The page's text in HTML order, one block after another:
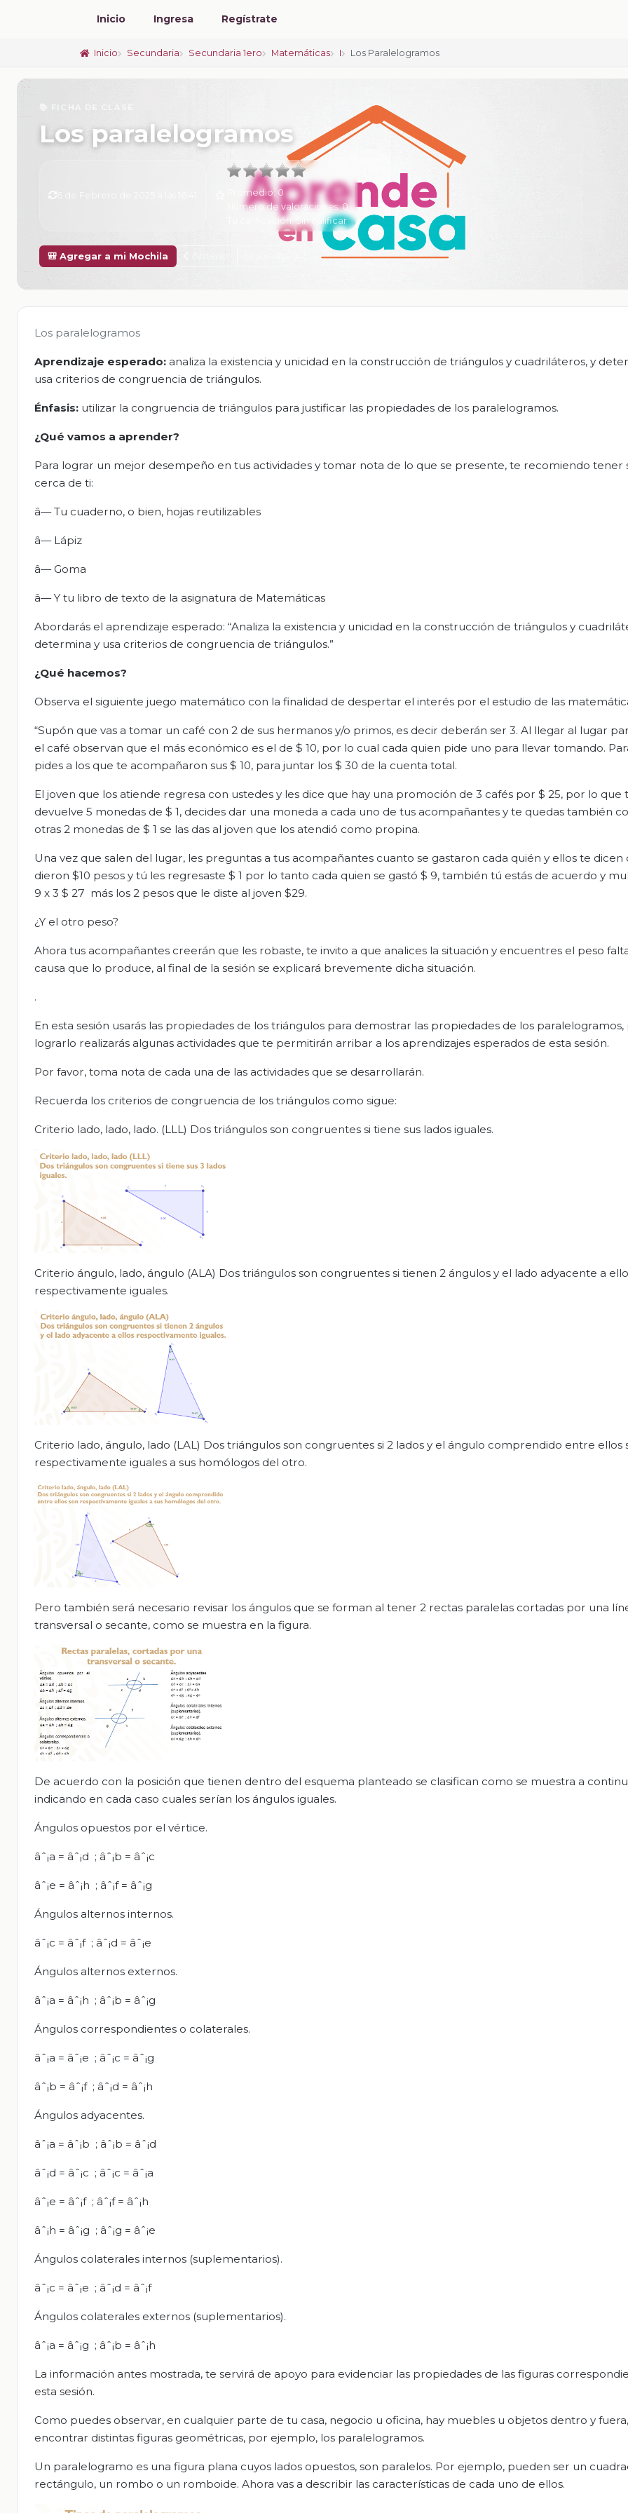
Inicio Ingresa Regístrate
Inicio Secundaria Secundaria 1ero Matemáticas I Los Paralelogramos
📚 FICHA DE CLASE
Los paralelogramos
Promedio: 0
Número de valoraciones:0
Tu calificación:Sin calificar
🎒 Agregar a mi Mochila
Los paralelogramos
Aprendizaje esperado: analiza la existencia y unicidad en la construcción de triángulos y cuadriláteros, y
usa criterios de congruencia de triángulos.
Énfasis: utilizar la congruencia de triángulos para justificar las propiedades de los paralelogramos.
¿Qué vamos a aprender?
Para lograr un mejor desempeño en tus actividades y tomar nota de lo que se presente, te recomiendo tener
cerca de ti:
â— Tu cuaderno, o bien, hojas reutilizables
â— Lápiz
â— Goma
â— Y tu libro de texto de la asignatura de Matemáticas
Abordarás el aprendizaje esperado: “Analiza la existencia y unicidad en la construcción de triángulos y
determina y usa criterios de congruencia de triángulos.”
¿Qué hacemos?
Observa el siguiente juego matemático con la finalidad de despertar el interés por el estudio de las
“Supón que vas a tomar un café con 2 de sus hermanos y/o primos, es decir deberán ser 3. Al llegar al lugar
el café observan que el más económico es el de $ 10, por lo cual cada quien pide uno para llevar tomando.
pides a los que te acompañaron sus $ 10, para juntar los $ 30 de la cuenta total.
El joven que los atiende regresa con ustedes y les dice que hay una promoción de 3 cafés por $ 25, por lo que
devuelve 5 monedas de $ 1, decides dar una moneda a cada uno de tus acompañantes y te quedas también
otras 2 monedas de $ 1 se las das al joven que los atendió como propina.
Una vez que salen del lugar, les preguntas a tus acompañantes cuanto se gastaron cada quién y ellos te dicen
dieron $10 pesos y tú les regresaste $ 1 por lo tanto cada quien se gastó $ 9, también tú estás de acuerdo y
9 x 3 $ 27 más los 2 pesos que le diste al joven $29.
¿Y el otro peso?
Ahora tus acompañantes creerán que les robaste, te invito a que analices la situación y encuentres el peso
causa que lo produce, al final de la sesión se explicará brevemente dicha situación.
.
En esta sesión usarás las propiedades de los triángulos para demostrar las propiedades de los paralelogramos,
lograrlo realizarás algunas actividades que te permitirán arribar a los aprendizajes esperados de esta sesión.
Por favor, toma nota de cada una de las actividades que se desarrollarán.
Recuerda los criterios de congruencia de los triángulos como sigue:
Criterio lado, lado, lado. (LLL) Dos triángulos son congruentes si tiene sus lados iguales.
Criterio ángulo, lado, ángulo (ALA) Dos triángulos son congruentes si tienen 2 ángulos y el lado adyacente a
respectivamente iguales.
Criterio lado, ángulo, lado (LAL) Dos triángulos son congruentes si 2 lados y el ángulo comprendido entre ellos
respectivamente iguales a sus homólogos del otro.
Pero también será necesario revisar los ángulos que se forman al tener 2 rectas paralelas cortadas por una
transversal o secante, como se muestra en la figura.
De acuerdo con la posición que tienen dentro del esquema planteado se clasifican como se muestra a
indicando en cada caso cuales serían los ángulos iguales.
Ángulos opuestos por el vértice.
âˆ¡a = âˆ¡d ; âˆ¡b = âˆ¡c
âˆ¡e = âˆ¡h ; âˆ¡f = âˆ¡g
Ángulos alternos internos.
âˆ¡c = âˆ¡f ; âˆ¡d = âˆ¡e
Ángulos alternos externos.
âˆ¡a = âˆ¡h ; âˆ¡b = âˆ¡g
Ángulos correspondientes o colaterales.
âˆ¡a = âˆ¡e ; âˆ¡c = âˆ¡g
âˆ¡b = âˆ¡f ; âˆ¡d = âˆ¡h
Ángulos adyacentes.
âˆ¡a = âˆ¡b ; âˆ¡b = âˆ¡d
âˆ¡d = âˆ¡c ; âˆ¡c = âˆ¡a
âˆ¡e = âˆ¡f ; âˆ¡f = âˆ¡h
âˆ¡h = âˆ¡g ; âˆ¡g = âˆ¡e
Ángulos colaterales internos (suplementarios).
âˆ¡c = âˆ¡e ; âˆ¡d = âˆ¡f
Ángulos colaterales externos (suplementarios).
âˆ¡a = âˆ¡g ; âˆ¡b = âˆ¡h
La información antes mostrada, te servirá de apoyo para evidenciar las propiedades de las figuras
esta sesión.
Como puedes observar, en cualquier parte de tu casa, negocio u oficina, hay muebles u objetos dentro y
encontrar distintas figuras geométricas, por ejemplo, los paralelogramos.
Un paralelogramo es una figura plana cuyos lados opuestos, son paralelos. Por ejemplo, pueden ser un
rectángulo, un rombo o un romboide. Ahora vas a describir las características de cada uno de ellos.